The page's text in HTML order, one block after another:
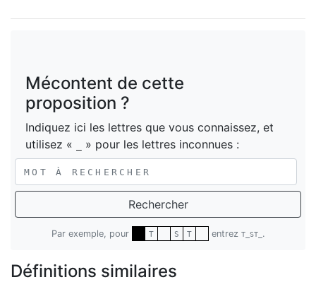
Mécontent de cette
proposition ?
Indiquez ici les lettres que vous connaissez, et
utilisez «
» pour les lettres inconnues :
Rechercher
Par exemple, pour T S T entrez T_ST_ .
Définitions similaires